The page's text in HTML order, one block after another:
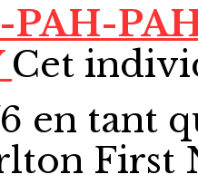
PAH-
Cet
en tant
First